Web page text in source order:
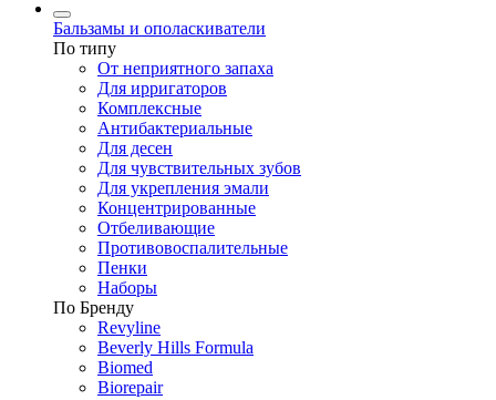
Бальзамы и ополаскиватели
По типу
От неприятного запаха
Для ирригаторов
Комплексные
Антибактериальные
Для десен
Для чувствительных зубов
Для укрепления эмали
Концентрированные
Отбеливающие
Противовоспалительные
Пенки
Наборы
По Бренду
Revyline
Beverly Hills Formula
Biomed
Biorepair